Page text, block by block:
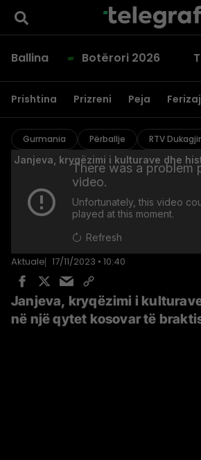
Ballina Botërori 2026
Prishtina Prizreni Peja Ferizaj
Gurmania Përballje RTV
Aktuale 17/11/2023 • 10:40
Janjeva, kryqëzimi i
në një qytet kosovar të